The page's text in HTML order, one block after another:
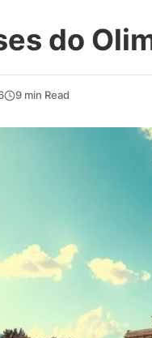
do
9 min Read